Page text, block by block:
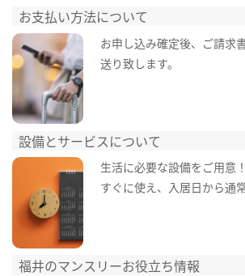
お支払い方法について
お申し込み確定後、ご請求
送り致します。
設備とサービスについて
生活に必要な設備をご用意
すぐに使え、入居日から通
福井のマンスリーお役立ち情報